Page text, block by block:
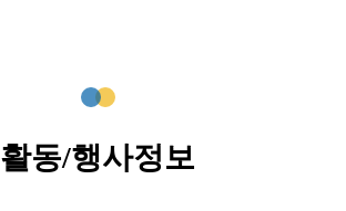
활동/행사정보